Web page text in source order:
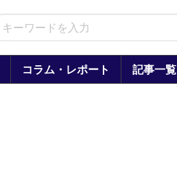
コラム・レポート 記事一覧